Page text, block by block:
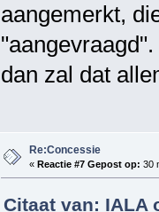
aangemerkt,
dan zal dat
Re:Concessie
« Reactie #7 Gepost op: 30
Citaat van: IALA